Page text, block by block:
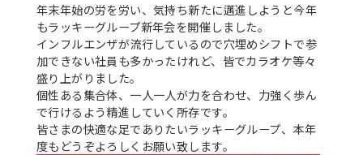
年末年始の労を労い、気持ち新たに邁進しようと今年
もラッキーグループ新年会を開催しました。
インフルエンザが流行しているので穴埋めシフトで参
加できない社員も多かったけれど、皆でカラオケ等々
盛り上がりました。
個性ある集合体、一人一人が力を合わせ、力強く歩ん
で行けるよう精進していく所存です。
皆さまの快適な足でありたいラッキーグループ、本年
度もどうぞよろしくお願い致します。